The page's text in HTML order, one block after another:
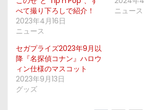
べて撮り下ろしで紹介！
2023年4月16日
ニュース
ニュース
セガプライズ2023年9月以
降『名探偵コナン』ハロウ
ィン仕様のマスコット
2023年9月13日
グッズ